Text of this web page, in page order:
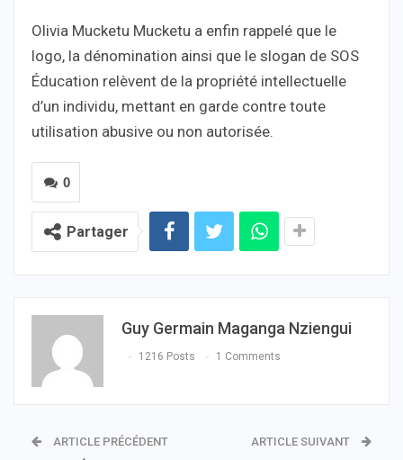
Olivia Mucketu Mucketu a enfin rappelé que le
logo, la dénomination ainsi que le slogan de SOS
Éducation relèvent de la propriété intellectuelle
d’un individu, mettant en garde contre toute
utilisation abusive ou non autorisée.
0
Partager
Guy Germain Maganga Nziengui
1216 Posts 1 Comments
ARTICLE PRÉCÉDENT ARTICLE SUIVANT